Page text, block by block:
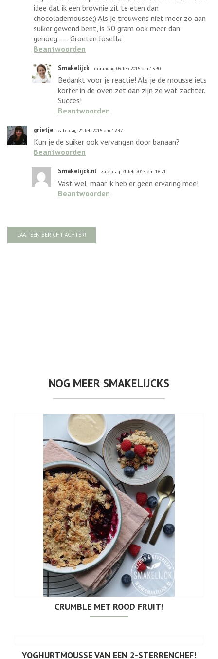
idee dat ik een brownie zit te eten dan
chocolademousse;) Als je trouwens niet meer zo aan
suiker gewend bent, is 50 gram ook meer dan
genoeg...... Groeten Josella
Beantwoorden
Smakelijck maandag 09 feb 2015 om 13:30
Bedankt voor je reactie! Als je de mousse iets
korter in de oven zet dan zijn ze wat zachter.
Succes!
Beantwoorden
grietje zaterdag 21 feb 2015 om 12:47
Kun je de suiker ook vervangen door banaan?
Beantwoorden
Smakelijck.nl zaterdag 21 feb 2015 om 16:21
Vast wel, maar ik heb er geen ervaring mee!
Beantwoorden
LAAT EEN BERICHT ACHTER!
NOG MEER SMAKELIJCKS
CRUMBLE MET ROOD FRUIT!
YOGHURTMOUSSE VAN EEN 2-STERRENCHEF!